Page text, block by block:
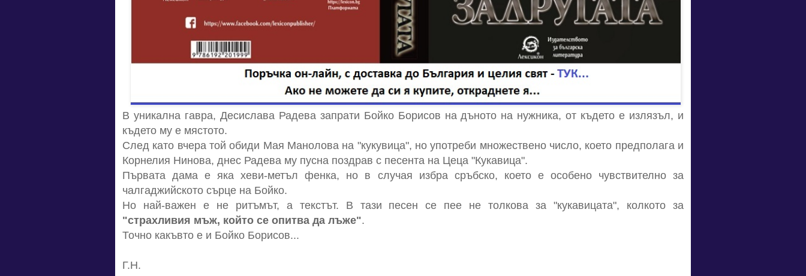
В уникална гавра, Десислава Радева запрати Бойко Борисов на дъното на нужника, от където е излязъл, и
където му е мястото.
След като вчера той обиди Мая Манолова на "кукувица", но употреби множествено число, което предполага и
Корнелия Нинова, днес Радева му пусна поздрав с песента на Цеца "Кукавица".
Първата дама е яка хеви-метъл фенка, но в случая избра сръбско, което е особено чувствително за
чалгаджийското сърце на Бойко.
Но най-важен е не ритъмът, а текстът. В тази песен се пее не толкова за "кукавицата", колкото за
"страхливия мъж, който се опитва да лъже".
Точно какъвто е и Бойко Борисов...
Г.Н.